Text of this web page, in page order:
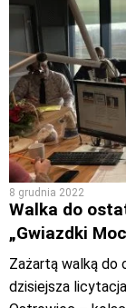
8 grudnia 2022
Walka do
„Gwiazdki
Zażartą walką do
dzisiejsza